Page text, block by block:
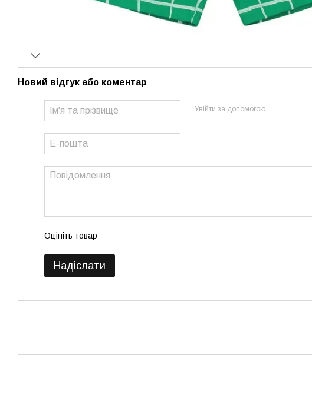
Новий відгук або коментар
Увійти за допомогою
Оцініть товар
Надіслати